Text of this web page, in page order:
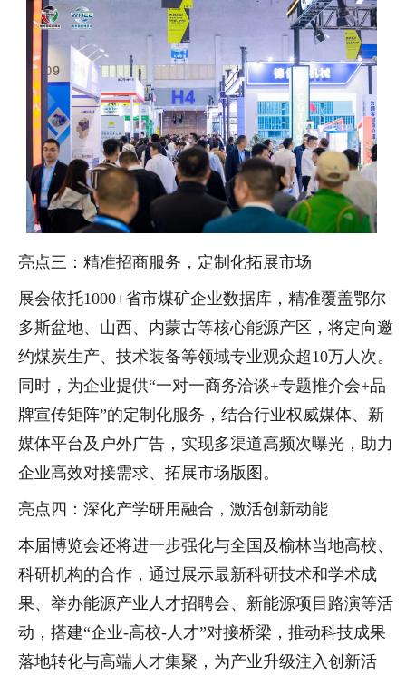
亮点三：精准招商服务，定制化拓展市场
展会依托1000+省市煤矿企业数据库，精准覆盖鄂尔
多斯盆地、山西、内蒙古等核心能源产区，将定向邀
约煤炭生产、技术装备等领域专业观众超10万人次。
同时，为企业提供“一对一商务洽谈+专题推介会+品
牌宣传矩阵”的定制化服务，结合行业权威媒体、新
媒体平台及户外广告，实现多渠道高频次曝光，助力
企业高效对接需求、拓展市场版图。
亮点四：深化产学研用融合，激活创新动能
本届博览会还将进一步强化与全国及榆林当地高校、
科研机构的合作，通过展示最新科研技术和学术成
果、举办能源产业人才招聘会、新能源项目路演等活
动，搭建“企业-高校-人才”对接桥梁，推动科技成果
落地转化与高端人才集聚，为产业升级注入创新活